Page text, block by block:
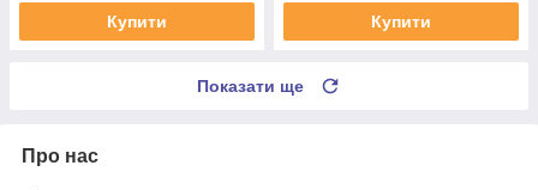
Купити Купити
Показати ще
Про нас